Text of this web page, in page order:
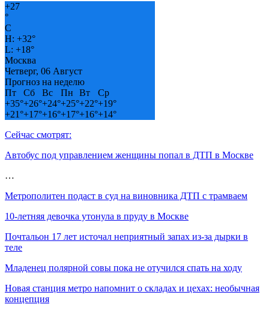
+27
°
C
H: +32°
L: +18°
Москва
Четверг, 06 Август
Прогноз на неделю
Пт
Сб Вс Пн Вт
Ср
+35°+26°+24°+25°+22°+19°
+21°+17°+16°+17°+16°+14°
Сейчас смотрят:
Автобус под управлением женщины попал в ДТП в Москве
…
Метрополитен подаст в суд на виновника ДТП с трамваем
10-летняя девочка утонула в пруду в Москве
Почтальон 17 лет источал неприятный запах из-за дырки в
теле
Младенец полярной совы пока не отучился спать на ходу
Новая станция метро напомнит о складах и цехах: необычная
концепция